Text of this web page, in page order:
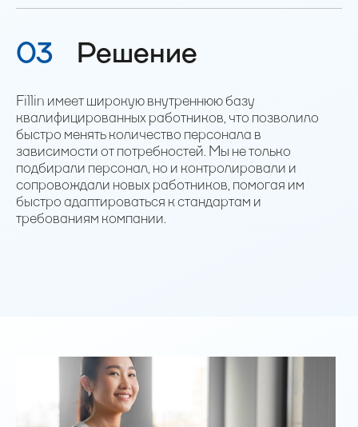
03 Решение
Fillin имеет широкую внутреннюю базу
квалифицированных работников, что позволило
быстро менять количество персонала в
зависимости от потребностей. Мы не только
подбирали персонал, но и контролировали и
сопровождали новых работников, помогая им
быстро адаптироваться к стандартам и
требованиям компании.